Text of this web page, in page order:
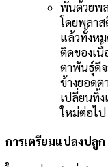
พันด้วยพ
โดยพลา
แล้วทั้งห
ติดของเ
ตาพันธุ์ดี
ข้างยอด
เปลี่ยนทิ้
ใหม่ต่อไป
การเตรียมแปลงปลูก